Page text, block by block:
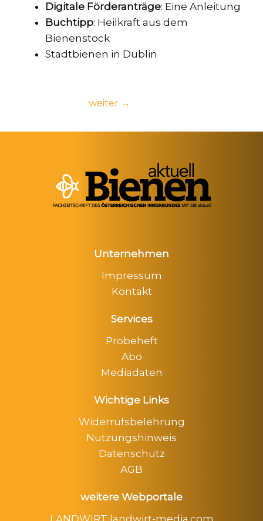
Digitale Förderanträge: Eine Anleitung
Buchtipp: Heilkraft aus dem
Bienenstock
Stadtbienen in Dublin
Beitragsnavigationweiter →
Unternehmen
Impressum
Kontakt
Services
Probeheft
Abo
Mediadaten
Wichtige Links
Widerrufsbelehrung
Nutzungshinweis
Datenschutz
AGB
weitere Webportale